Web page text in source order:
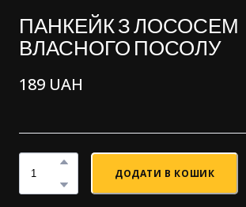
ПАНКЕЙК З ЛОСОСЕМ
ВЛАСНОГО ПОСОЛУ
189 UAH
ДОДАТИ В КОШИК